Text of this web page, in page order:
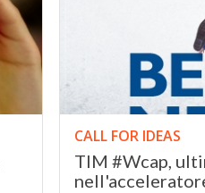
CALL FOR IDEAS
TIM #Wcap,